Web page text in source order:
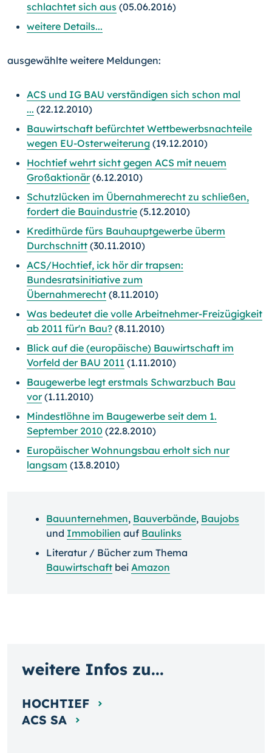
schlachtet sich aus (05.06.2016)
weitere Details...
ausgewählte weitere Meldungen:
ACS und IG BAU verständigen sich schon mal
... (22.12.2010)
Bauwirtschaft befürchtet Wettbewerbsnachteile
wegen EU-Osterweiterung (19.12.2010)
Hochtief wehrt sicht gegen ACS mit neuem
Großaktionär(6.12.2010)
Schutzlücken im Übernahmerecht zu schließen,
fordert die Bauindustrie (5.12.2010)
Kredithürde fürs Bauhauptgewerbe überm
Durchschnitt (30.11.2010)
ACS/Hochtief, ick hör dir trapsen:
Bundesratsinitiative zum
Übernahmerecht (8.11.2010)
Was bedeutet die volle Arbeitnehmer-Freizügigkeit
ab 2011 für'n Bau? (8.11.2010)
Blick auf die (europäische) Bauwirtschaft im
Vorfeld der BAU 2011 (1.11.2010)
Baugewerbe legt erstmals Schwarzbuch Bau
vor(1.11.2010)
Mindestlöhne im Baugewerbe seit dem 1.
September 2010 (22.8.2010)
Europäischer Wohnungsbau erholt sich nur
langsam (13.8.2010)
Bauunternehmen, Bauverbände, Baujobs
und Immobilien auf Baulinks
Literatur / Bücher zum Thema
Bauwirtschaft bei Amazon
weitere Infos zu...
HOCHTIEF
ACS SA